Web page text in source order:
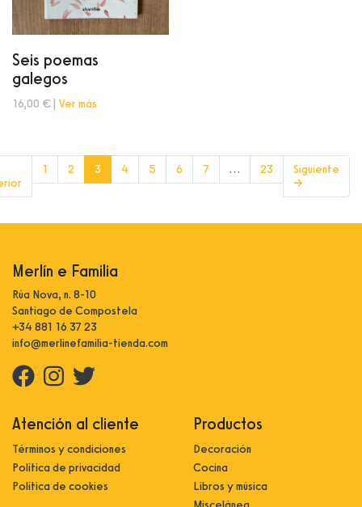
Seis poemas
galegos
16,00 € | Ver más
1 2 3(current)
4 5 6 7 … 23
Siguiente
→
Merlín e Familia
Rúa Nova, n. 8-10
Santiago de Compostela
+34 881 16 37 23
info@merlinefamilia-tienda.com
Atención al cliente
Términos y condiciones
Política de privacidad
Política de cookies
Productos
Decoración
Cocina
Libros y música